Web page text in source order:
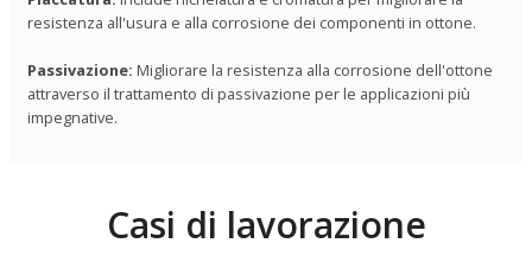
resistenza all'usura e alla corrosione dei componenti in ottone.
Passivazione: Migliorare la resistenza alla corrosione dell'ottone
attraverso il trattamento di passivazione per le applicazioni più
impegnative.
Casi di lavorazione